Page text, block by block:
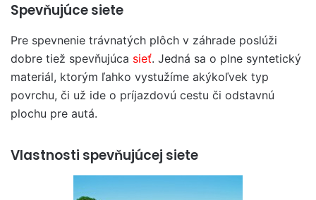
Spevňujúce siete
Pre spevnenie trávnatých plôch v záhrade poslúži
dobre tiež spevňujúca sieť. Jedná sa o plne syntetický
materiál, ktorým ľahko vystužíme akýkoľvek typ
povrchu, či už ide o príjazdovú cestu či odstavnú
plochu pre autá.
Vlastnosti spevňujúcej siete